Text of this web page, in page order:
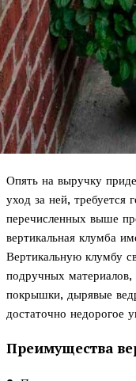
Опять на выручку
уход за ней,
перечисленных выше
вертикальная клумба
Вертикальную клумбу
подручных материалов,
покрышки, дырявые
достаточно недорогое
Преимущества